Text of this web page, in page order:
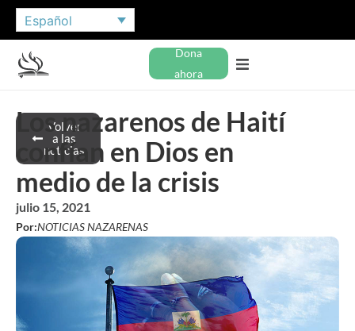
Español
Dona
ahora
Volver
a las
noticias
Los nazarenos de Haití
confían en Dios en
medio de la crisis
julio 15, 2021
Por:NOTICIAS NAZARENAS